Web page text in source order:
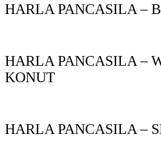
HARLA PANCASILA –
HARLA PANCASILA –
KONUT
HARLA PANCASILA –